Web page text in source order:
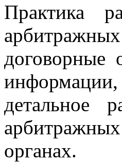
Практика
договорные
информации,
детальное
органах.